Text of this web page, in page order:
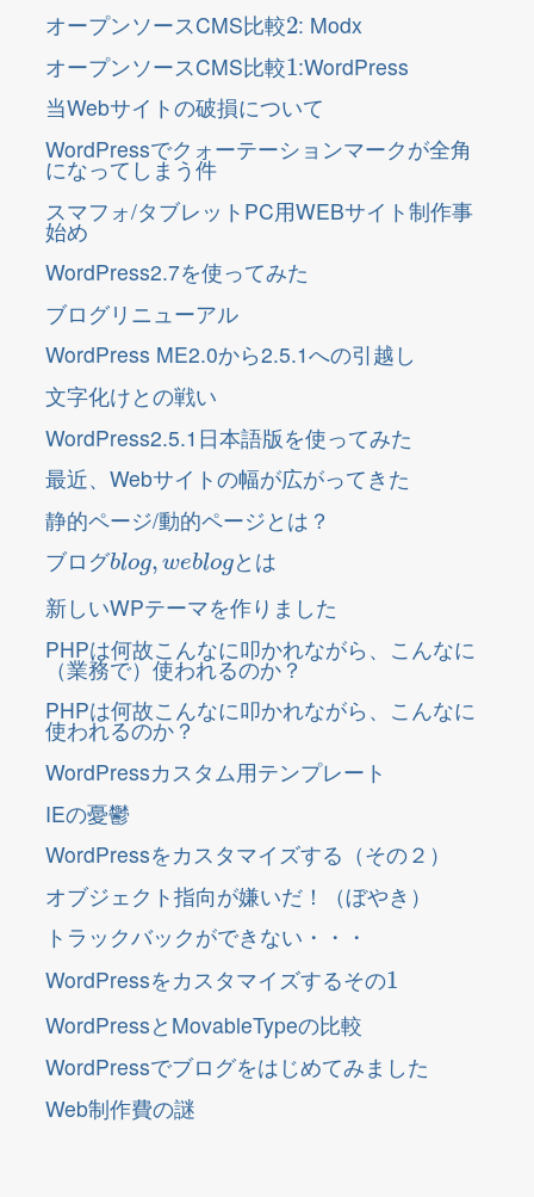
オープンソースCMS比較 : Modx
オープンソースCMS比較 :WordPress
当Webサイトの破損について
WordPressでクォーテーションマークが全角
になってしまう件
スマフォ/タブレットPC用WEBサイト制作事
始め
WordPress2.7を使ってみた
ブログリニューアル
WordPress ME2.0から2.5.1への引越し
文字化けとの戦い
WordPress2.5.1日本語版を使ってみた
最近、Webサイトの幅が広がってきた
静的ページ/動的ページとは？
ブログ
o ,web
とは
新しいWPテーマを作りました
PHPは何故こんなに叩かれながら、こんなに
（業務で）使われるのか？
PHPは何故こんなに叩かれながら、こんなに
使われるのか？
WordPressカスタム用テンプレート
IEの憂鬱
WordPressをカスタマイズする（その２）
オブジェクト指向が嫌いだ！（ぼやき）
トラックバックができない・・・
WordPressをカスタマイズする
そ の
WordPressとMovableTypeの比較
WordPressでブログをはじめてみました
Web制作費の謎